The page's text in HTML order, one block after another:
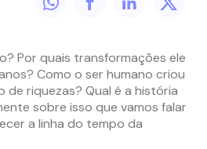
Por quais transformações ele
Como o ser humano criou
de riquezas? Qual é a história
sobre isso que vamos falar
a linha do tempo da